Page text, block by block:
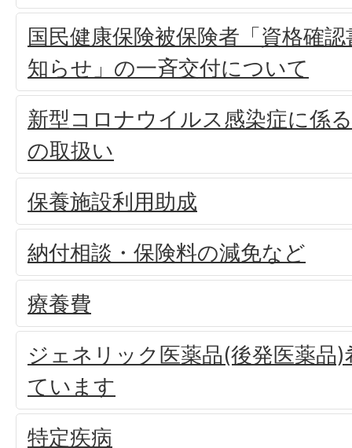
国民健康保険被保険者「資格確
知らせ」の一斉交付について
新型コロナウイルス感染症に係
の取扱い
保養施設利用助成
納付相談・保険料の減免など
療養費
ジェネリック医薬品(後発医薬品
ています
特定疾病